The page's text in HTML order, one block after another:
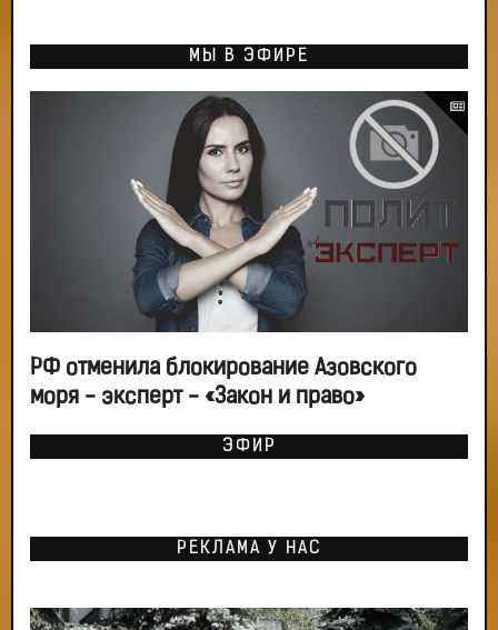
МЫ В ЭФИРЕ
РФ отменила блокирование Азовского
моря - эксперт - «Закон и право»
ЭФИР
РЕКЛАМА У НАС